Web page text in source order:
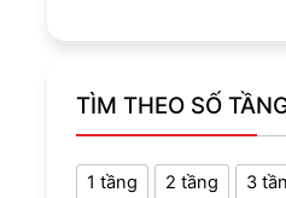
TÌM THEO SỐ
1 tầng 2 tầng 3